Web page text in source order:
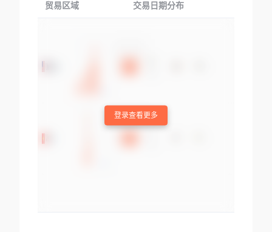
贸易区域 交易日期分布
登录查看更多